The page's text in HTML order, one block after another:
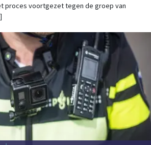
proces voortgezet tegen de groep van